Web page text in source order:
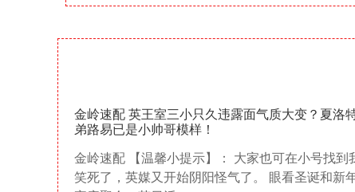
金岭速配 英王室三小只久违露面气质大变？夏洛
弟路易已是小帅哥模样！
金岭速配 【温馨小提示】： 大家也可在小号找到
笑死了，英媒又开始阴阳怪气了。 眼看圣诞和新